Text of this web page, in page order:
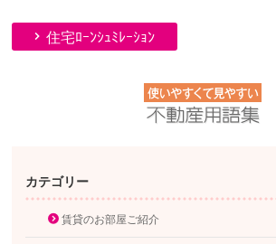
住宅ﾛｰﾝｼｭﾐﾚｰｼｮﾝ
カテゴリー
賃貸のお部屋ご紹介